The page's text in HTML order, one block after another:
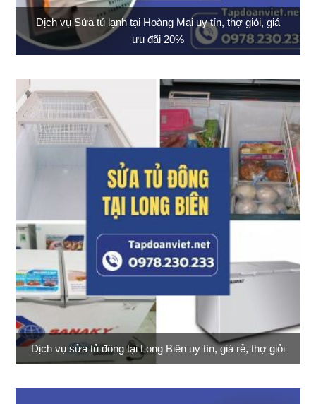
Dịch vụ Sửa tủ lạnh tại Hoàng Mai uy tín, thợ giỏi, giá
ưu đãi 20%
Dịch vụ sửa tủ đông tại Long Biên uy tín, giá rẻ, thợ giỏi